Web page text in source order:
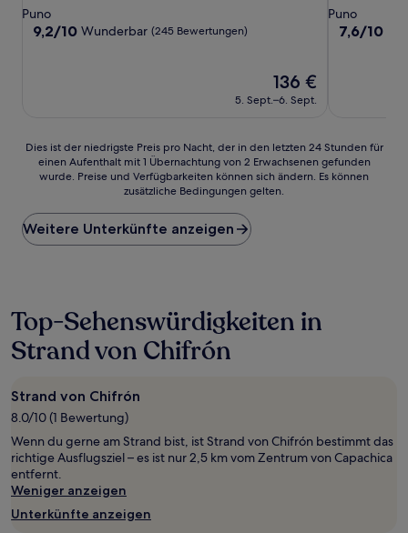
Sterne-
Unterkunft
Puno
9.2
9,2/10 Wunderbar (245 Bewertungen)
Der
Preis
beträgt
136 €
5. Sept.–6. Sept.
Sterne-
Unterkunft
Puno
7.6
7,6/10
Dies
der
Preis
pro
Nacht,
letzten
24 Stunden
für
einen
mit
1 Übernachtung
von
2 Erwachsenen
gefunden
wurde.
Preise
und
Verfügbarkeiten
Dies ist der niedrigste Preis pro Nacht, der in den letzten 24 Stunden für
einen Aufenthalt mit 1 Übernachtung von 2 Erwachsenen gefunden
wurde. Preise und Verfügbarkeiten können sich ändern. Es können
zusätzliche Bedingungen gelten.
Weitere Unterkünfte anzeigen
Top-Sehenswürdigkeiten in
Strand von Chifrón
Strand von Chifrón
8.0/10 (1 Bewertung)
Wenn du gerne am Strand bist, ist Strand von Chifrón bestimmt das
richtige Ausflugsziel – es ist nur 2,5 km vom Zentrum von Capachica
entfernt.
Weniger anzeigen
Unterkünfte anzeigen